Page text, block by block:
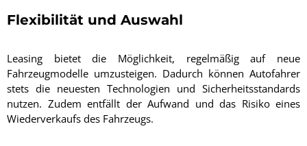
Flexibilität und Auswahl
Leasing bietet die Möglichkeit, regelmäßig auf neue
Fahrzeugmodelle umzusteigen. Dadurch können Autofahrer
stets die neuesten Technologien und Sicherheitsstandards
nutzen. Zudem entfällt der Aufwand und das Risiko eines
Wiederverkaufs des Fahrzeugs.